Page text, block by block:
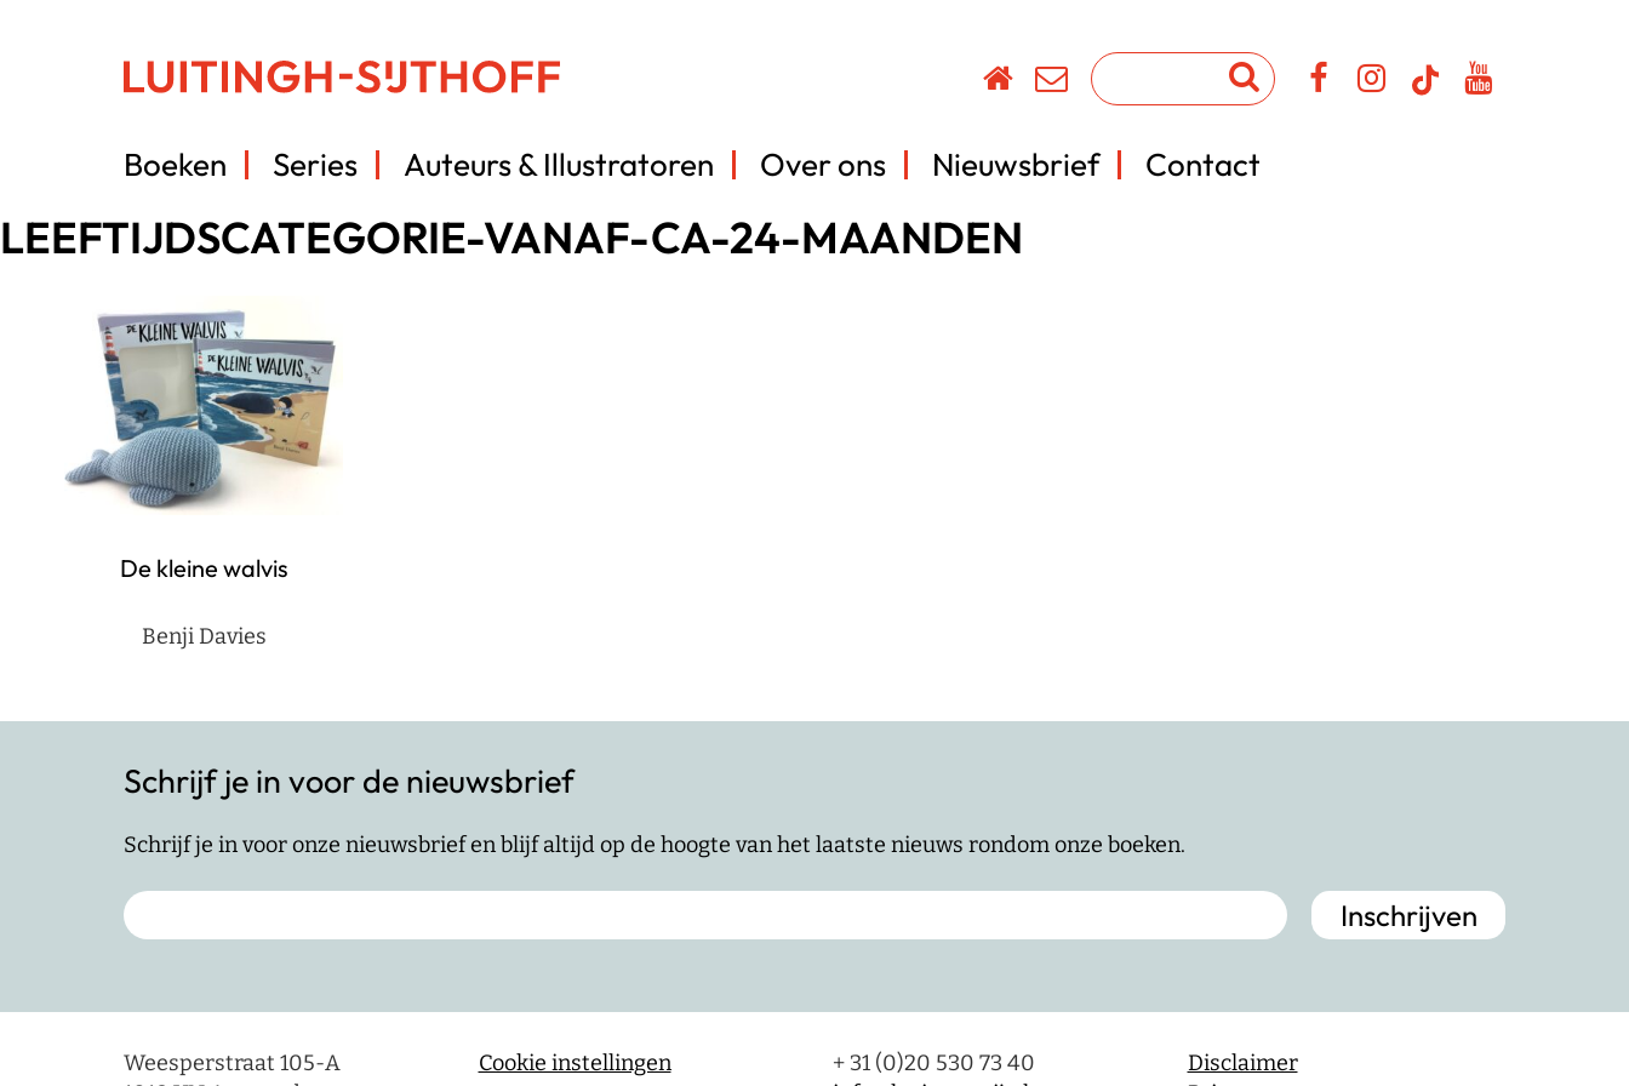
Boeken Series Auteurs & Illustratoren Over ons Nieuwsbrief Contact
LEEFTIJDSCATEGORIE-VANAF-CA-24-MAANDEN
De kleine walvis
Benji Davies
Schrijf je in voor de nieuwsbrief
Schrijf je in voor onze nieuwsbrief en blijf altijd op de hoogte van het laatste nieuws rondom onze boeken.
Weesperstraat 105-A
Cookie instellingen
+ 31 (0)20 530 73 40
Disclaimer